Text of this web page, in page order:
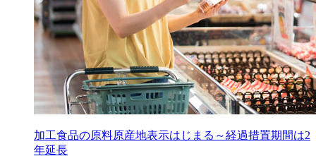
加工食品の原料原産地表示はじまる～経過措置期間は2
年延長